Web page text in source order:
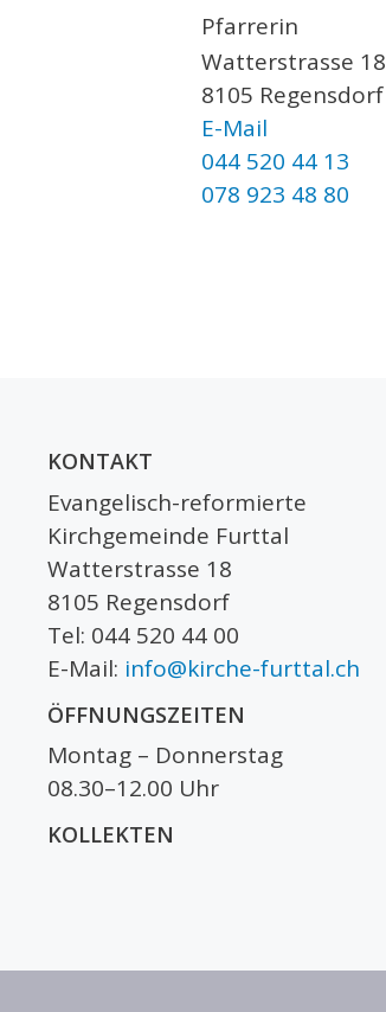
Pfarrerin
Watterstrasse 18
8105 Regensdorf
E-Mail
044 520 44 13
078 923 48 80
KONTAKT
Evangelisch-reformierte
Kirchgemeinde Furttal
Watterstrasse 18
8105 Regensdorf
Tel: 044 520 44 00
E-Mail: info@kirche-furttal.ch
ÖFFNUNGSZEITEN
Montag – Donnerstag
08.30–12.00 Uhr
KOLLEKTEN